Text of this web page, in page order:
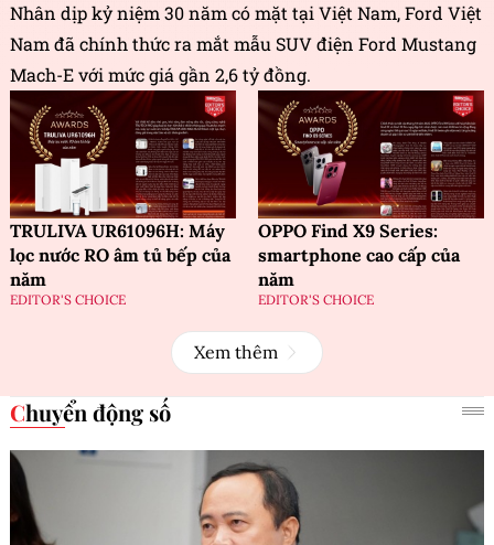
Nhân dịp kỷ niệm 30 năm có mặt tại Việt Nam, Ford Việt
Nam đã chính thức ra mắt mẫu SUV điện Ford Mustang
Mach-E với mức giá gần 2,6 tỷ đồng.
TRULIVA UR61096H: Máy
lọc nước RO âm tủ bếp của
năm
EDITOR'S CHOICE
OPPO Find X9 Series:
smartphone cao cấp của
năm
EDITOR'S CHOICE
Xem thêm
Chuyển động số